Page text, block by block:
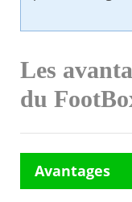
Les
du